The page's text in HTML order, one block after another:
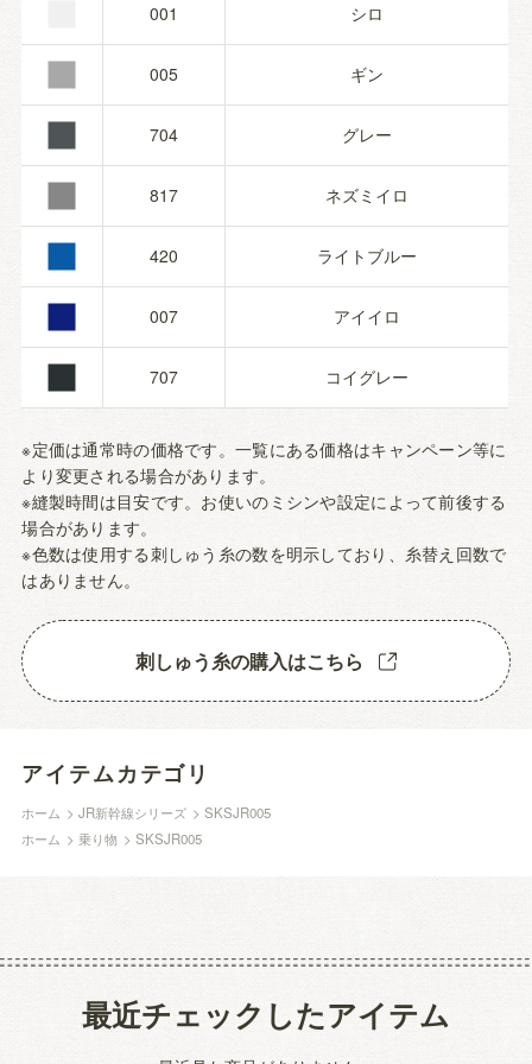
001 シロ
■ 005 ギン
■ 704 グレー
■ 817 ネズミイロ
■ 420 ライトブルー
■ 007 アイイロ
■ 707 コイグレー
※定価は通常時の価格です。一覧にある価格はキャンペーン等に
より変更される場合があります。
※縫製時間は目安です。お使いのミシンや設定によって前後する
場合があります。
※色数は使用する刺しゅう糸の数を明示しており、糸替え回数で
はありません。
刺しゅう糸の購入はこちら
アイテムカテゴリ
ホーム >JR新幹線シリーズ >SKSJR005
ホーム >乗り物 >SKSJR005
最近チェックしたアイテム